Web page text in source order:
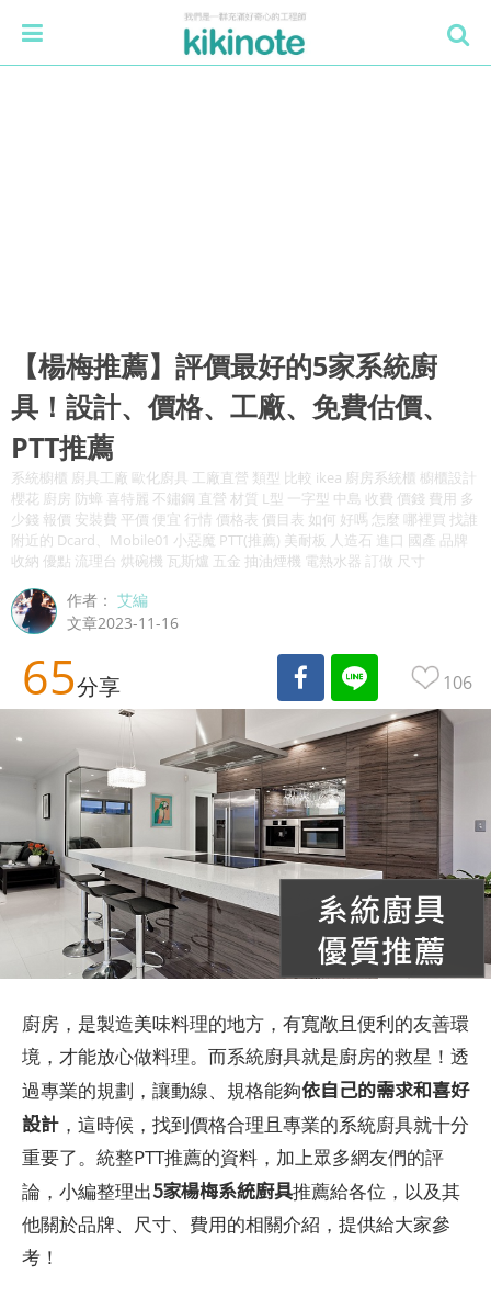
【楊梅推薦】評價最好的5家系統廚
具！設計、價格、工廠、免費估價、
PTT推薦
系統櫥櫃 廚具工廠 歐化廚具 工廠直營 類型 比較 ikea 廚房系統櫃 櫥櫃設計
櫻花 廚房 防蟑 喜特麗 不鏽鋼 直營 材質 L型 一字型 中島 收費 價錢 費用 多
少錢 報價 安裝費 平價 便宜 行情 價格表 價目表 如何 好嗎 怎麼 哪裡買 找誰
附近的 Dcard、Mobile01 小惡魔 PTT(推薦) 美耐板 人造石 進口 國產 品牌
收納 優點 流理台 烘碗機 瓦斯爐 五金 抽油煙機 電熱水器 訂做 尺寸
作者：艾編
文章2023-11-16
65分享 106
廚房，是製造美味料理的地方，有寬敞且便利的友善環
境，才能放心做料理。而系統廚具就是廚房的救星！透
過專業的規劃，讓動線、規格能夠依自己的需求和喜好
設計 ，這時候，找到價格合理且專業的系統廚具就十分
重要了。統整PTT推薦的資料，加上眾多網友們的評
論，小編整理出5家楊梅系統廚具推薦給各位，以及其
他關於品牌、尺寸、費用的相關介紹，提供給大家參
考！